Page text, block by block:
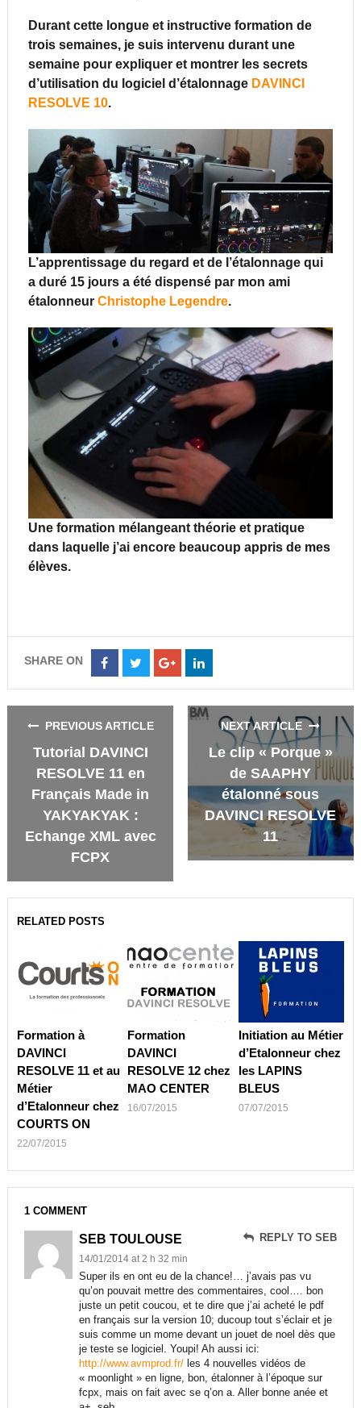
Durant cette longue et instructive formation de
trois semaines, je suis intervenu durant une
semaine pour expliquer et montrer les secrets
d’utilisation du logiciel d’étalonnage DAVINCI
RESOLVE 10.
L’apprentissage du regard et de l’étalonnage qui
a duré 15 jours a été dispensé par mon ami
étalonneur Christophe Legendre.
Une formation mélangeant théorie et pratique
dans laquelle j’ai encore beaucoup appris de mes
élèves.
SHARE ON
Share
Facebook
Share
Twitter
Share
Google+
Share
LinkedIn
PREVIOUS ARTICLE
Tutorial DAVINCI
RESOLVE 11 en
Français Made in
YAKYAKYAK :
Echange XML avec
FCPX
NEXT ARTICLE
Le clip « Porque »
de SAAPHY
étalonné sous
DAVINCI RESOLVE
11
RELATED POSTS
Formation à
DAVINCI
RESOLVE 11 et au
Métier
d’Etalonneur chez
COURTS ON
22/07/2015
Formation
DAVINCI
RESOLVE 12 chez
MAO CENTER
16/07/2015
Initiation au Métier
d’Etalonneur chez
les LAPINS
BLEUS
07/07/2015
1 COMMENT
SEB TOULOUSE REPLY TO SEB
14/01/2014 at 2 h 32 min
Super ils en ont eu de la chance!… j’avais pas vu
qu’on pouvait mettre des commentaires, cool…. bon
juste un petit coucou, et te dire que j’ai acheté le pdf
en français sur la version 10; ducoup tout s’éclair et je
suis comme un mome devant un jouet de noel dès que
je teste se logiciel. Youpi! Ah aussi ici:
http://www.avmprod.fr/les 4 nouvelles vidéos de
« moonlight » en ligne, bon, étalonner à l’époque sur
fcpx, mais on fait avec se q’on a. Aller bonne anée et